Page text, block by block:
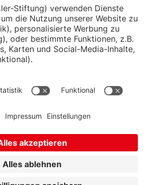
und Sozialwissenschaftliches Institut
Makroökonomie und